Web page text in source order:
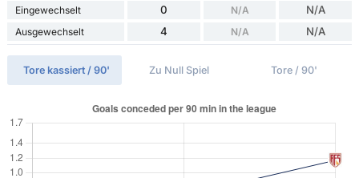
Eingewechselt 0 N/A N/A
Ausgewechselt 4 N/A N/A
Tore kassiert / 90' Zu Null Spiel Tore / 90'